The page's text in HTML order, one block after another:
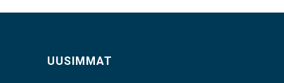
UUSIMMAT